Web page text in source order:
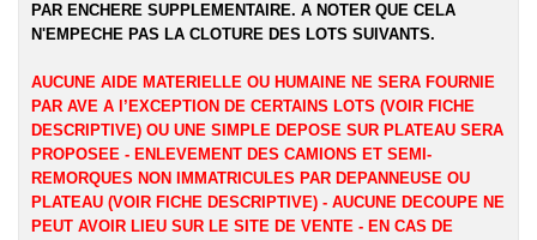
PAR ENCHERE SUPPLEMENTAIRE. A NOTER QUE CELA
N'EMPECHE PAS LA CLOTURE DES LOTS SUIVANTS.
AUCUNE AIDE MATERIELLE OU HUMAINE NE SERA FOURNIE
PAR AVE A l’EXCEPTION DE CERTAINS LOTS (VOIR FICHE
DESCRIPTIVE) OU UNE SIMPLE DEPOSE SUR PLATEAU SERA
PROPOSEE - ENLEVEMENT DES CAMIONS ET SEMI-
REMORQUES NON IMMATRICULES PAR DEPANNEUSE OU
PLATEAU (VOIR FICHE DESCRIPTIVE) - AUCUNE DECOUPE NE
PEUT AVOIR LIEU SUR LE SITE DE VENTE - EN CAS DE